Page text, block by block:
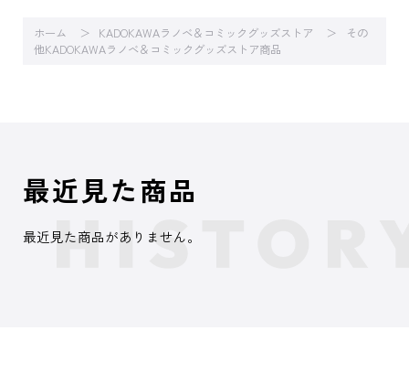
ホーム KADOKAWAラノベ＆コミックグッズストア
その
他KADOKAWAラノベ＆コミックグッズストア商品
最近見た商品
最近見た商品がありません。